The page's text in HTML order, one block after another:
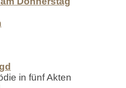
in fünf Akten